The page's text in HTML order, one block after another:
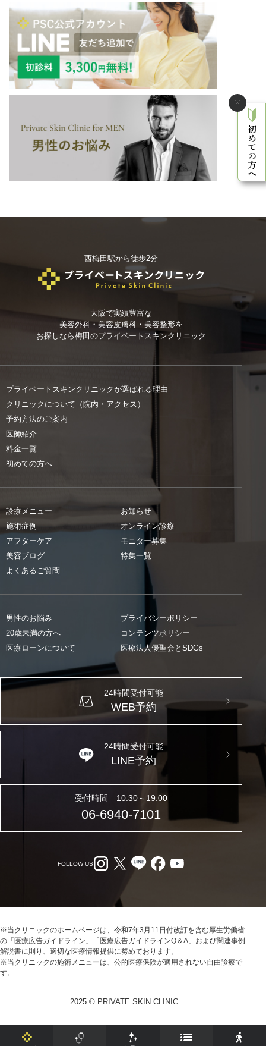
西梅田駅から徒歩2分
大阪で実績豊富な
美容外科・美容皮膚科・美容整形を
お探しなら梅田のプライベートスキンクリニック
プライベートスキンクリニックが選ばれる理由
クリニックについて（院内・アクセス）
予約方法のご案内
医師紹介
料金一覧
初めての方へ
診療メニュー
施術症例
アフターケア
美容ブログ
よくあるご質問
お知らせ
オンライン診療
モニター募集
特集一覧
男性のお悩み
20歳未満の方へ
医療ローンについて
プライバシーポリシー
コンテンツポリシー
医療法人優聖会とSDGs
24時間受付可能
WEB予約
24時間受付可能
LINE予約
受付時間 10:30～19:00
06-6940-7101
FOLLOW US
※当クリニックのホームページは、令和7年3月11日付改訂を含む厚生労働省
の「医療広告ガイドライン」「医療広告ガイドラインQ＆A」および関連事例
解説書に則り、適切な医療情報提供に努めております。
※当クリニックの施術メニューは、公的医療保険が適用されない自由診療で
す。
2025 © PRIVATE SKIN CLINIC